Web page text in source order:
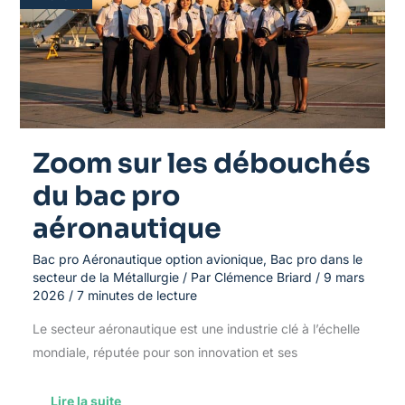
Zoom sur les débouchés
du bac pro
aéronautique
Bac pro Aéronautique option avionique, Bac pro dans le
secteur de la Métallurgie/ Par Clémence Briard / 9 mars
2026 / 7 minutes de lecture
Le secteur aéronautique est une industrie clé à l’échelle
mondiale, réputée pour son innovation et ses
du
bac
pro
aéronautique
Lire la suite